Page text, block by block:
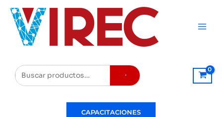
contenido
Buscar
CAPACITACIONES